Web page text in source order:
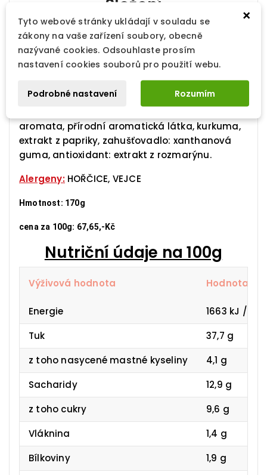
Složení
Slunečnicový olej (původ Francie), dvojitě
koncentrovaný rajčatový protlak, voda, lihový
ocet, cukr, vaječný žloutek (z volného chovu,
původ Francie), hořčice (voda, hořčičná
semínka (původ Francie), ocet, sůl, koření),
cibule, 3% burgundské červené víno, sůl,
aromata, přírodní aromatická látka, kurkuma,
extrakt z papriky, zahušťovadlo: xanthanová
guma, antioxidant: extrakt z rozmarýnu.
Alergeny:HOŘČICE, VEJCE
Hmotnost: 170g
cena za 100g: 67,65,-Kč
Nutriční údaje na 100g
Výživová hodnota Hodnota
Energie
1663 kJ /
Tuk
37,7 g
z toho nasycené mastné kyseliny
4,1 g
Sacharidy
12,9 g
z toho cukry
9,6 g
Vláknina
1,4 g
Bílkoviny
1,9 g
×
Tyto webové stránky ukládají v souladu se
zákony na vaše zařízení soubory, obecně
nazývané cookies. Odsouhlaste prosím
nastavení cookies souborů pro použití webu.
Podrobné nastavení Rozumím